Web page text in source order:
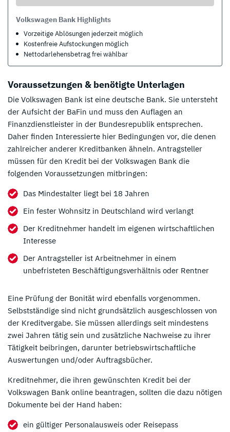
Volkswagen Bank Highlights
Vorzeitige Ablösungen jederzeit möglich
Kostenfreie Aufstockungen möglich
Nettodarlehensbetrag frei wählbar
Voraussetzungen & benötigte Unterlagen
Die Volkswagen Bank ist eine deutsche Bank. Sie untersteht
der Aufsicht der BaFin und muss den Auflagen an
Finanzdienstleister in der Bundesrepublik entsprechen.
Daher finden Interessierte hier Bedingungen vor, die denen
zahlreicher anderer Kreditbanken ähneln. Antragsteller
müssen für den Kredit bei der Volkswagen Bank die
folgenden Voraussetzungen mitbringen:
Das Mindestalter liegt bei 18 Jahren
Ein fester Wohnsitz in Deutschland wird verlangt
Der Kreditnehmer handelt im eigenen wirtschaftlichen
Interesse
Der Antragsteller ist Arbeitnehmer in einem
unbefristeten Beschäftigungsverhältnis oder Rentner
Eine Prüfung der Bonität wird ebenfalls vorgenommen.
Selbstständige sind nicht grundsätzlich ausgeschlossen von
der Kreditvergabe. Sie müssen allerdings seit mindestens
zwei Jahren tätig sein und zusätzliche Nachweise zu ihrer
Tätigkeit beibringen, darunter betriebswirtschaftliche
Auswertungen und/oder Auftragsbücher.
Kreditnehmer, die ihren gewünschten Kredit bei der
Volkswagen Bank online beantragen, sollten die dazu nötigen
Dokumente bei der Hand haben:
ein gültiger Personalausweis oder Reisepass